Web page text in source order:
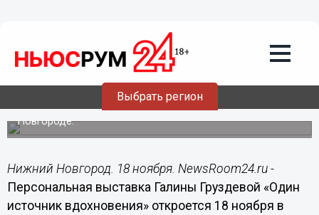
Выбрать регион
Более 60 работ в технике живописи,
батика и гобелена представят
нижегородцам на выставке
Персональная выставка Галины Груздевой «Один
источник вдохновения» откроется 18 ноября в Нижнем
Новгороде.
Нижний Новгород. 18 ноября. NewsRoom24.ru -
Персональная выставка Галины Груздевой «Один
источник вдохновения» откроется 18 ноября в